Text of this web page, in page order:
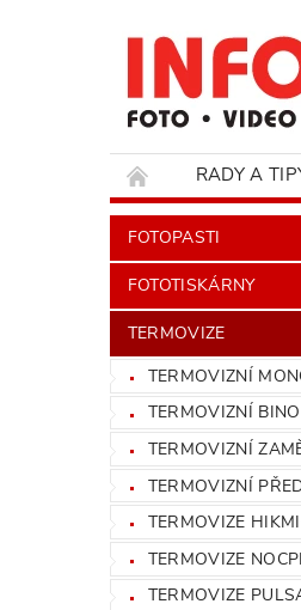
RADY A
HODNOCENÍ
FOTOPASTI
FOTOTISKÁRNY
TERMOVIZE
TERMOVIZNÍ
TERMOVIZNÍ
TERMOVIZNÍ
TERMOVIZNÍ
TERMOVIZE
TERMOVIZE
TERMOVIZE